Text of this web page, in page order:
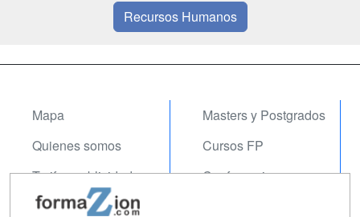
Recursos Humanos
Mapa
Quienes somos
Tarifas publicidad
Acceso Usuarios
Masters y Postgrados
Cursos FP
Conferencias